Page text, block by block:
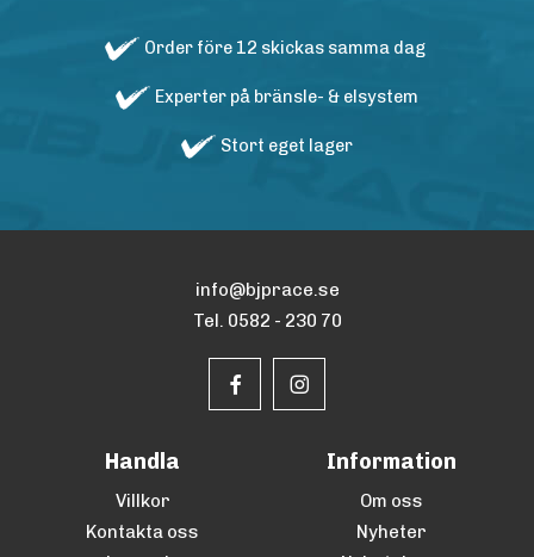
Order före 12 skickas samma dag
Experter på bränsle- & elsystem
Stort eget lager
info@bjprace.se
Tel. 0582 - 230 70
Handla
Villkor
Kontakta oss
Information
Om oss
Nyheter